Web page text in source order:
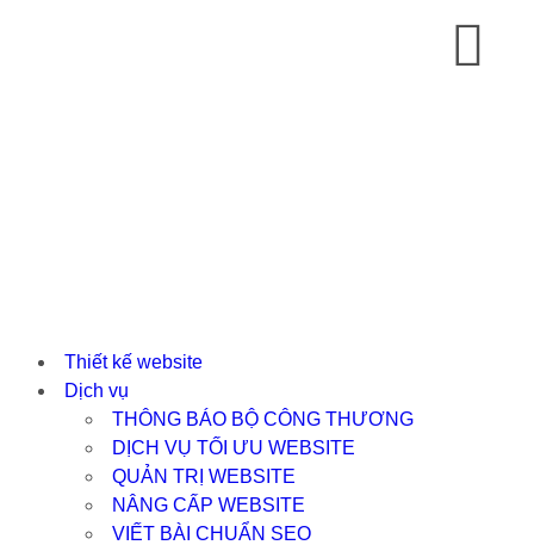
Thiết kế website
Dịch vụ
THÔNG BÁO BỘ CÔNG THƯƠNG
DỊCH VỤ TỐI ƯU WEBSITE
QUẢN TRỊ WEBSITE
NÂNG CẤP WEBSITE
VIẾT BÀI CHUẨN SEO